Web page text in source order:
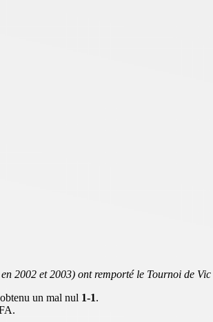
2002 et 2003) ont remporté le Tournoi de
un mal nul 1-1.